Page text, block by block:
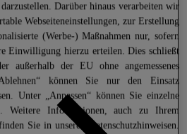
Darüber hinaus verarbeiten wir
Webseiteneinstellungen, zur Erstellung
(Werbe-) Maßnahmen nur, sofern
Einwilligung hierzu erteilen. Dies schließt
außerhalb der EU ohne angemessenes
können Sie nur den Einsatz
Unter „Anpassen“ können Sie einzelne
Weitere Informationen, auch zu Ihrem
Sie in unseren
Datenschutzhinweisen.